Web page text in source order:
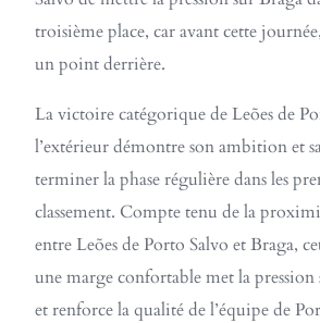
troisième place, car avant cette
un point derrière.
La victoire catégorique de Leões de
l’extérieur démontre son ambition et
terminer la phase régulière dans les
classement. Compte tenu de la
entre Leões de Porto Salvo et Braga,
une marge confortable met la pression
et renforce la qualité de l’équipe de